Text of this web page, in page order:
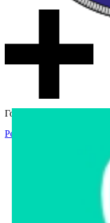
Гостевой доступ
Регистрация
Интернет-магазин
Интернет-витрина